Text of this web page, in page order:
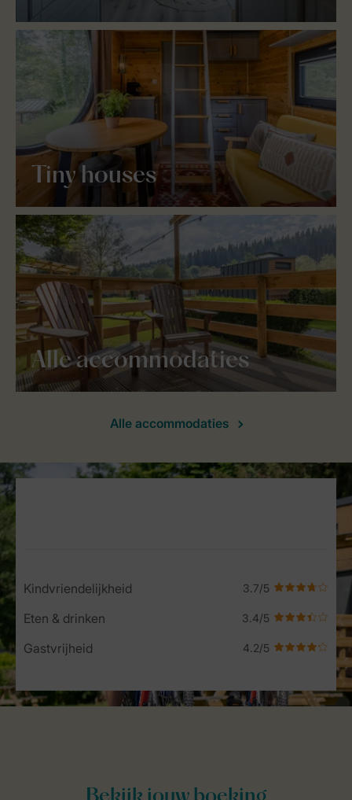
Tiny houses
Alle accommodaties
Alle accommodaties
Kindvriendelijkheid
Eten & drinken
Gastvrijheid